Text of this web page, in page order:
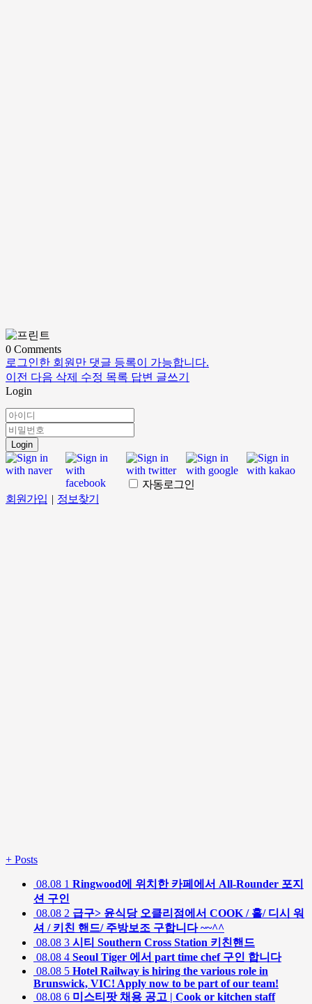
0 Comments
로그인한 회원만 댓글 등록이 가능합니다.
이전 다음 삭제 수정 목록 답변 글쓰기
Login
Login
자동로그인
회원가입 | 정보찾기
+ Posts
08.08 1 Ringwood에 위치한 카페에서 All-Rounder 포지
션 구인
08.08 2 급구> 윤식당 오클리점에서 COOK / 홀/ 디시 워
셔 / 키친 핸드/ 주방보조 구합니다 ~~^^
08.08 3 시티 Southern Cross Station 키친핸드
08.08 4 Seoul Tiger 에서 part time chef 구인 합니다
08.08 5 Hotel Railway is hiring the various role in
Brunswick, VIC! Apply now to be part of our team!
08.08 6 미스티팟 채용 공고 | Cook or kitchen staff